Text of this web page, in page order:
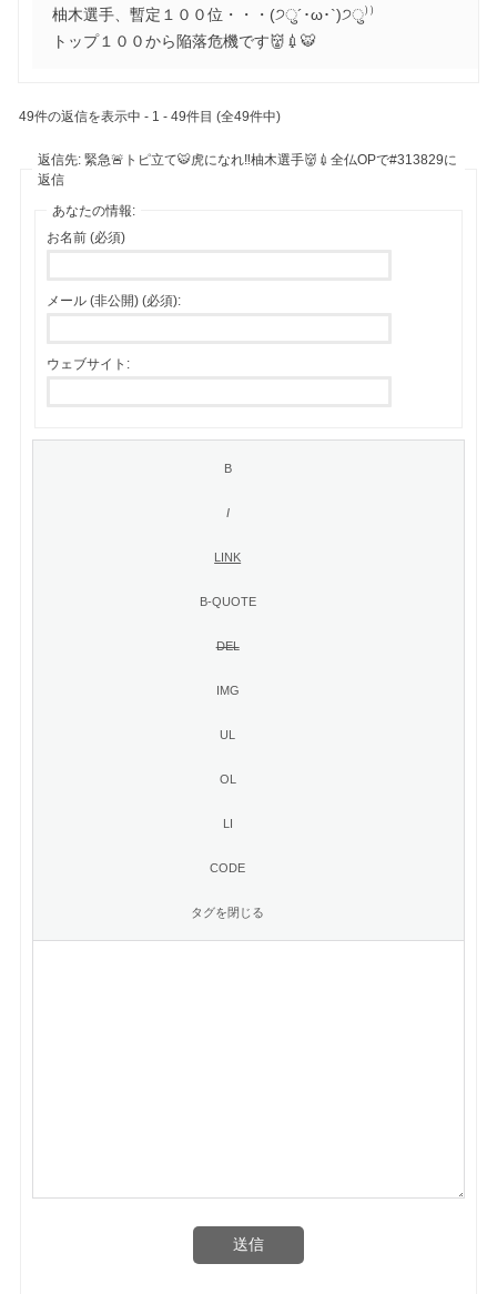
柚木選手、暫定１００位・・・(੭ु´･ω･`)੭ु⁾⁾
トップ１００から陥落危機です👹💉🐯
49件の返信を表示中 - 1 - 49件目 (全49件中)
返信先: 緊急🚨トピ立て🐯虎になれ‼️柚木選手👹💉全仏OPで#313829に
返信
あなたの情報:
お名前 (必須)
メール (非公開) (必須):
ウェブサイト:
送信